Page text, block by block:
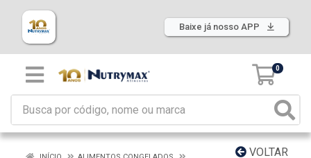
Baixe já nosso APP
0
VOLTAR